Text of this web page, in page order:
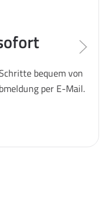
bequem von
per E-Mail.